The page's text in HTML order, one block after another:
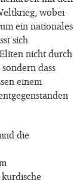
wobei
ein nationales
sich
nicht durch
dass
einem
die